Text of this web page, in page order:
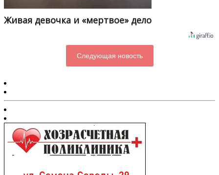
Живая девочка и «мертвое» дело
Следующая новость